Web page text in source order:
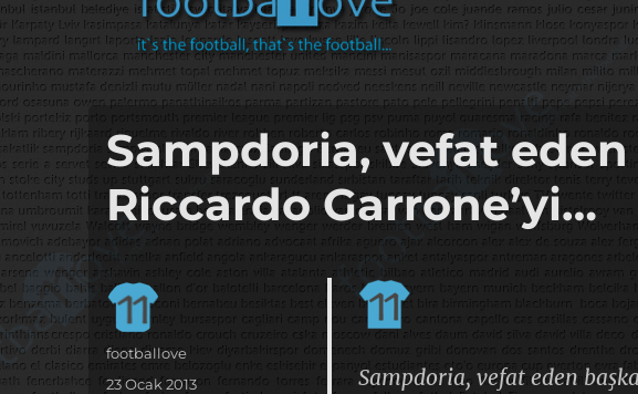
footbaLLove
it's the football, that's the football…
Sampdoria, vefat
Riccardo Garrone’yi…
Sampdoria, vefat eden
Yazar
footballove
Yayın
23 Ocak 2013